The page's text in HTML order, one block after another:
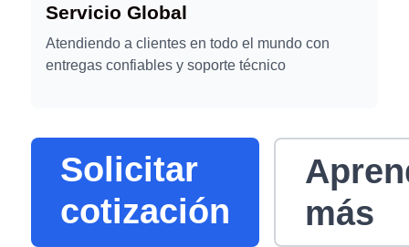
Servicio Global
Atendiendo a clientes en todo el mundo con
entregas confiables y soporte técnico
Solicitar
cotización
más